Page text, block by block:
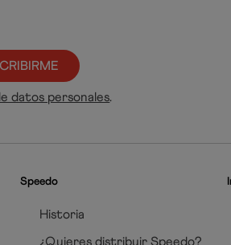
datos personales.
Speedo
Historia
¿Quieres distribuir Speedo?